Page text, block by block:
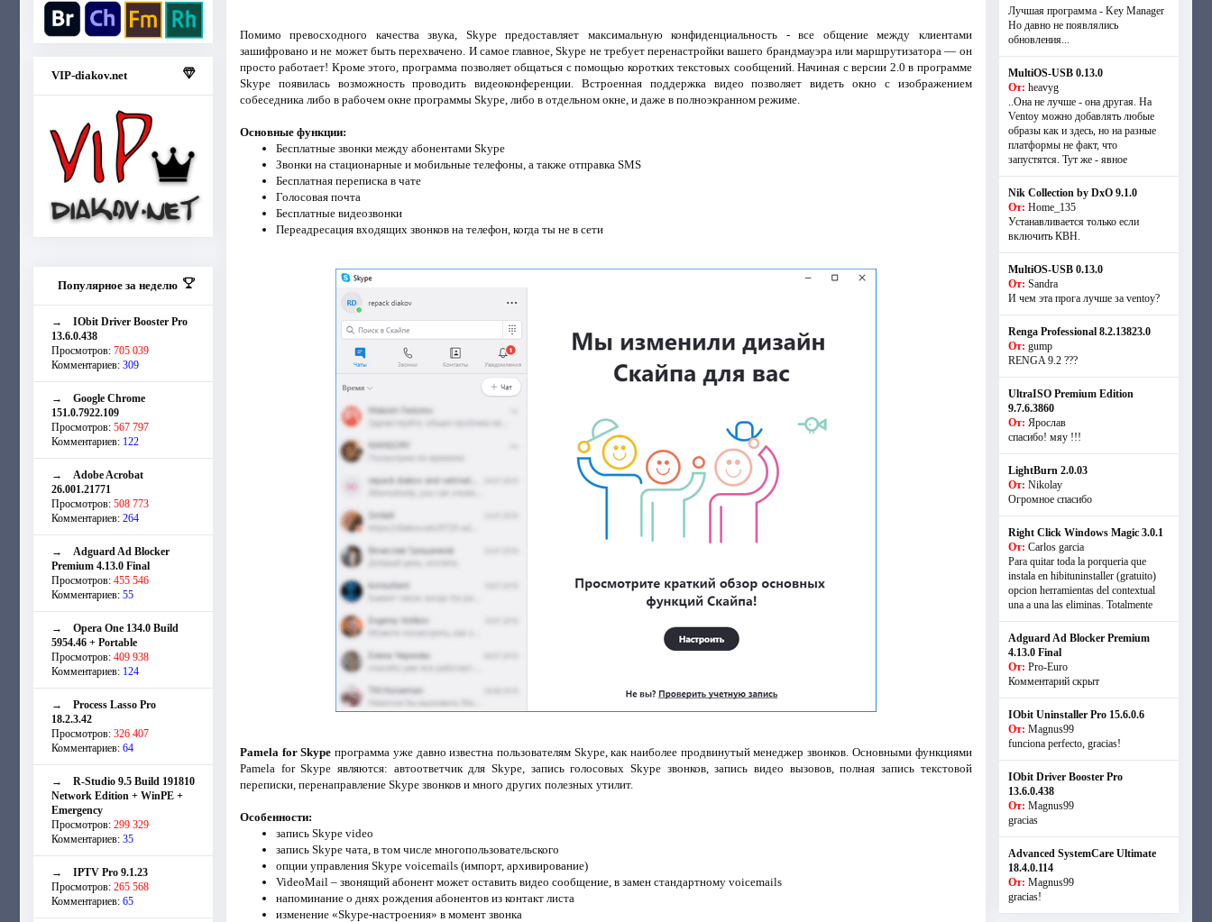
VIP-diakov.net
Популярное за неделю
→ IObit Driver Booster Pro
13.6.0.438
Просмотров: 705 039
Комментариев: 309
→ Google Chrome
151.0.7922.109
Просмотров: 567 797
Комментариев: 122
→ Adobe Acrobat
26.001.21771
Просмотров: 508 773
Комментариев: 264
→ Adguard Ad Blocker
Premium 4.13.0 Final
Просмотров: 455 546
Комментариев: 55
→ Opera One 134.0 Build
5954.46 + Portable
Просмотров: 409 938
Комментариев: 124
→ Process Lasso Pro
18.2.3.42
Просмотров: 326 407
Комментариев: 64
→ R-Studio 9.5 Build 191810
Network Edition + WinPE +
Emergency
Просмотров: 299 329
Комментариев: 35
→ IPTV Pro 9.1.23
Просмотров: 265 568
Комментариев: 65
Помимо превосходного качества звука, Skype предоставляет максимальную конфиденциальность - все общение между клиентами
зашифровано и не может быть перехвачено. И самое главное, Skype не требует перенастройки вашего брандмауэра или маршрутизатора — он
просто работает! Кроме этого, программа позволяет общаться с помощью коротких текстовых сообщений. Начиная с версии 2.0 в программе
Skype появилась возможность проводить видеоконференции. Встроенная поддержка видео позволяет видеть окно с изображением
собеседника либо в рабочем окне программы Skype, либо в отдельном окне, и даже в полноэкранном режиме.
Основные функции:
Бесплатные звонки между абонентами Skype
Звонки на стационарные и мобильные телефоны, а также отправка SMS
Бесплатная переписка в чате
Голосовая почта
Бесплатные видеозвонки
Переадресация входящих звонков на телефон, когда ты не в сети
Pamela for Skype программа уже давно известна пользователям Skype, как наиболее продвинутый менеджер звонков. Основными функциями
Pamela for Skype являются: автоответчик для Skype, запись голосовых Skype звонков, запись видео вызовов, полная запись текстовой
переписки, перенаправление Skype звонков и много других полезных утилит.
Особенности:
запись Skype video
запись Skype чата, в том числе многопользовательского
опции управления Skype voicemails (импорт, архивирование)
VideoMail – звонящий абонент может оставить видео сообщение, в замен стандартному voicemails
напоминание о днях рождения абонентов из контакт листа
изменение «Skype-настроения» в момент звонка
Лучшая программа - Key Manager
Но давно не появлялись
обновления...
MultiOS-USB 0.13.0
От: heavyg
..Она не лучше - она другая. На
Ventoy можно добавлять любые
образы как и здесь, но на разные
платформы не факт, что
запустятся. Тут же - явное
Nik Collection by DxO 9.1.0
От: Home_135
Устанавливается только если
включить КВН.
MultiOS-USB 0.13.0
От: Sandra
И чем эта прога лучше за ventoy?
Renga Professional 8.2.13823.0
От: gump
RENGA 9.2 ???
UltraISO Premium Edition
9.7.6.3860
От: Ярослав
спасибо! мяу !!!
LightBurn 2.0.03
От: Nikolay
Огромное спасибо
Right Click Windows Magic 3.0.1
От: Carlos garcia
Para quitar toda la porqueria que
instala en hibituninstaller (gratuito)
opcion herramientas del contextual
una a una las eliminas. Totalmente
Adguard Ad Blocker Premium
4.13.0 Final
От: Pro-Euro
Комментарий скрыт
IObit Uninstaller Pro 15.6.0.6
От: Magnus99
funciona perfecto, gracias!
IObit Driver Booster Pro
13.6.0.438
От: Magnus99
gracias
Advanced SystemCare Ultimate
18.4.0.114
От: Magnus99
gracias!